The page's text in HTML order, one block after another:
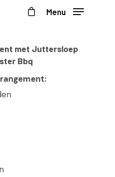
Menu
met Juttersloep
Bbq